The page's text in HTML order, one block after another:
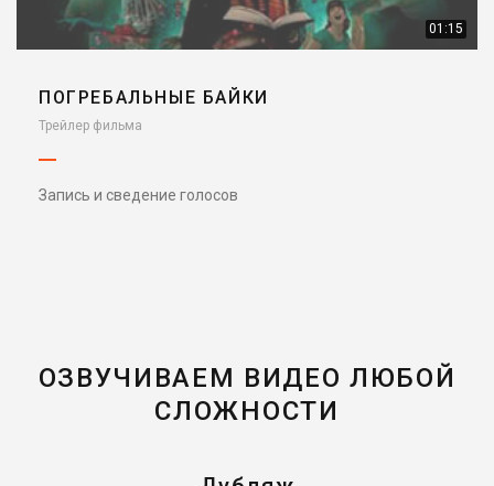
01:15
ПОГРЕБАЛЬНЫЕ БАЙКИ
Трейлер фильма
Запись и сведение голосов
ОЗВУЧИВАЕМ ВИДЕО ЛЮБОЙ
СЛОЖНОСТИ